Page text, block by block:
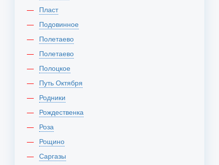
Пласт
Подовинное
Полетаево
Полетаево
Полоцкое
Путь Октября
Родники
Рождественка
Роза
Рощино
Саргазы